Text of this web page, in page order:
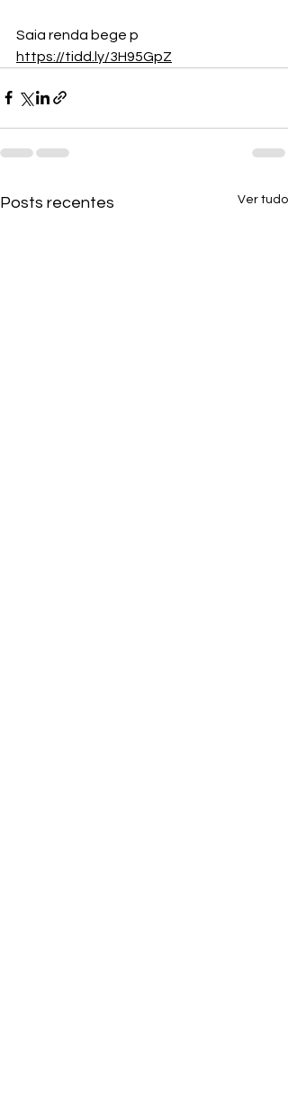
Saia renda bege p
https://tidd.ly/3H95GpZ
Posts recentes Ver tudo